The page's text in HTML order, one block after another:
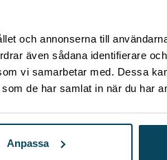
och annonserna till
även sådana identifierare
vi samarbetar med. Dessa
de har samlat in när du har
Anpassa
183,20 kr.
är: 146,56 kr.